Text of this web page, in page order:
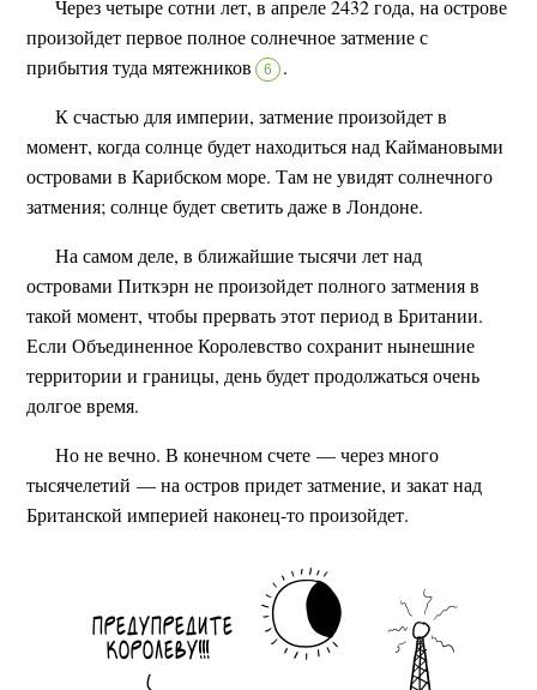
Через четыре сотни лет, в апреле 2432 года, на острове
произойдет первое полное солнечное затмение с
прибытия туда мятежников
6
.
К счастью для империи, затмение произойдет в
момент, когда солнце будет находиться над Каймановыми
островами в Карибском море. Там не увидят солнечного
затмения; солнце будет светить даже в Лондоне.
На самом деле, в ближайшие тысячи лет над
островами Питкэрн не произойдет полного затмения в
такой момент, чтобы прервать этот период в Британии.
Если Объединенное Королевство сохранит нынешние
территории и границы, день будет продолжаться очень
долгое время.
Но не вечно. В конечном счете — через много
тысячелетий — на остров придет затмение, и закат над
Британской империей наконец-то произойдет.